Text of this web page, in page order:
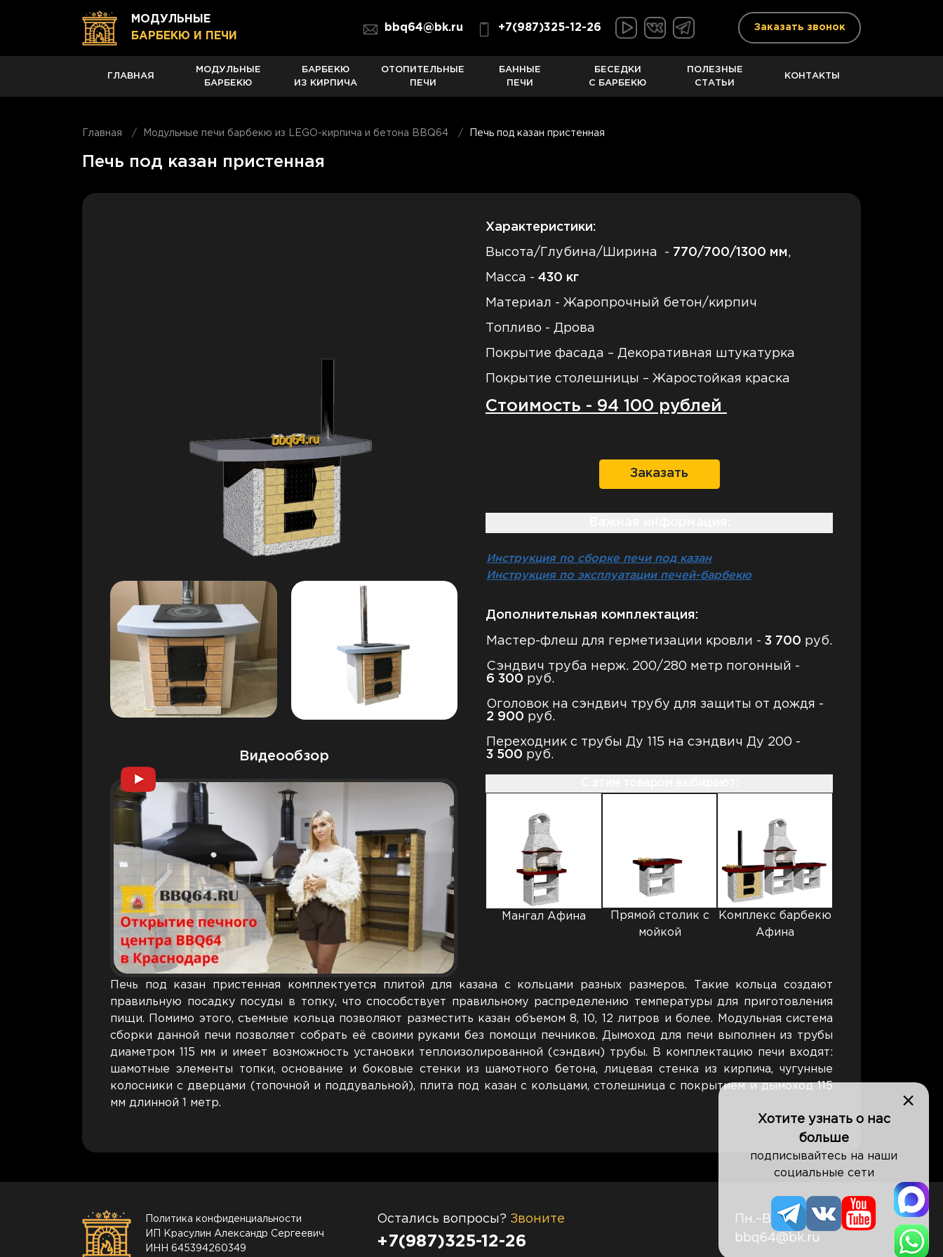
МОДУЛЬНЫЕ
БАРБЕКЮ И ПЕЧИ
bbq64@bk.ru +7(987)325-12-26 Заказать звонок
ГЛАВНАЯ
МОДУЛЬНЫЕ
БАРБЕКЮ
БАРБЕКЮ
ИЗ КИРПИЧА
ОТОПИТЕЛЬНЫЕ
ПЕЧИ
БАННЫЕ
ПЕЧИ
БЕСЕДКИ
С БАРБЕКЮ
ПОЛЕЗНЫЕ
СТАТЬИ
КОНТАКТЫ
Главная Модульные печи барбекю из LEGO-кирпича и бетона BBQ64 Печь под казан пристенная
Печь под казан пристенная
Видеообзор
Характеристики:
Высота/Глубина/Ширина - 770/700/1300 мм,
Масса - 430 кг
Материал - Жаропрочный бетон/кирпич
Топливо - Дрова
Покрытие фасада – Декоративная штукатурка
Покрытие столешницы – Жаростойкая краска
Стоимость - 94 100 рублей
Заказать
Инструкция по сборке печи под казан
Инструкция по эксплуатации печей-барбекю
Дополнительная комплектация:
Мастер-флеш для герметизации кровли - 3 700 руб.
Сэндвич труба нерж. 200/280 метр погонный -
6 300 руб.
Оголовок на сэндвич трубу для защиты от дождя -
2 900 руб.
Переходник с трубы Ду 115 на сэндвич Ду 200 -
3 500 руб.
Мангал Афина
Прямой столик с
мойкой
Комплекс барбекю
Афина
Печь под казан пристенная комплектуется плитой для казана с кольцами разных размеров. Такие кольца создают
правильную посадку посуды в топку, что способствует правильному распределению температуры для приготовления
пищи. Помимо этого, съемные кольца позволяют разместить казан объемом 8, 10, 12 литров и более. Модульная система
сборки данной печи позволяет собрать её своими руками без помощи печников. Дымоход для печи выполнен из трубы
диаметром 115 мм и имеет возможность установки теплоизолированной (сэндвич) трубы. В комплектацию печи входят:
шамотные элементы топки, основание и боковые стенки из шамотного бетона, лицевая стенка из кирпича, чугунные
колосники с дверцами (топочной и поддувальной), плита под казан с кольцами, столешница с покрытием и дымоход 115
мм длинной 1 метр.
Политика конфиденциальности
ИП Красулин Александр Сергеевич
ИНН 645394260349
Остались вопросы? Звоните
+7(987)325-12-26
Пн.–Вс. 8:00–20:00
bbq64@bk.ru
×
Хотите узнать о нас
больше
подписывайтесь на наши
социальные сети